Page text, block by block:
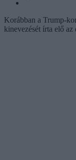
Korábban a Trump-
kinevezését írta elő az